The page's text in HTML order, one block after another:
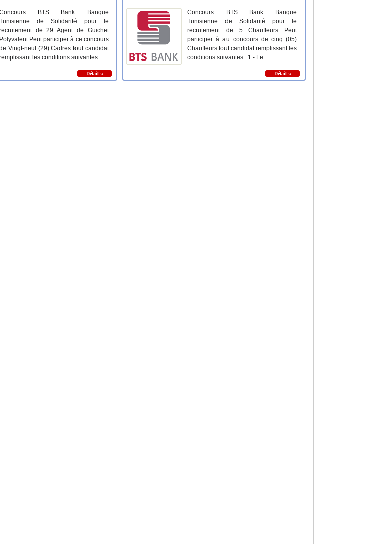
BTS Bank Banque
de Solidarité pour le
de 29 Agent de Guichet
Polyvalent Peut participer à ce concours
Vingt-neuf (29) Cadres tout candidat
les conditions suivantes : ...
Détail ››
Concours BTS Bank Banque
Tunisienne de Solidarité pour le
recrutement de 5 Chauffeurs Peut
participer à au concours de cinq (05)
Chauffeurs tout candidat remplissant les
conditions suivantes : 1 - Le ...
Détail ››